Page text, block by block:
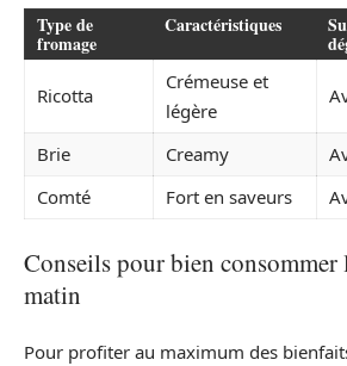
Type de
fromage
Caractéristiques
Ricotta
Crémeuse et
légère
Brie Creamy
Comté
Fort en saveurs
Conseils pour bien consommer
matin
Pour profiter au maximum des